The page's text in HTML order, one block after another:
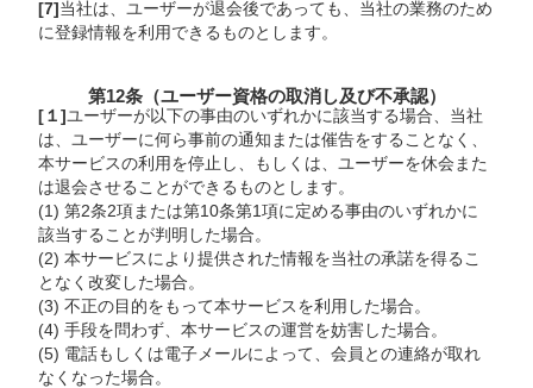
[7]当社は、ユーザーが退会後であっても、当社の業務のため
に登録情報を利用できるものとします。
第12条（ユーザー資格の取消し及び不承認）
[１] ユーザーが以下の事由のいずれかに該当する場合、当社
は、ユーザーに何ら事前の通知または催告をすることなく、
本サービスの利用を停止し、もしくは、ユーザーを休会また
は退会させることができるものとします。
(1) 第2条2項または第10条第1項に定める事由のいずれかに
該当することが判明した場合。
(2) 本サービスにより提供された情報を当社の承諾を得るこ
となく改変した場合。
(3) 不正の目的をもって本サービスを利用した場合。
(4) 手段を問わず、本サービスの運営を妨害した場合。
(5) 電話もしくは電子メールによって、会員との連絡が取れ
なくなった場合。